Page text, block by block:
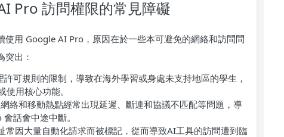
Pro 訪問權限的常見障礙
用 Google AI Pro，原因在於一些本可避免的網絡和訪問問
出：
可規則的限制，導致在海外學習或身處未支持地區的學生，
用核心功能。
絡和移動熱點經常出現延遲、斷連和協議不匹配等問題，導
話會中途中斷。
常因大量自動化請求而被標記，從而導致AI工具的訪問遭到臨